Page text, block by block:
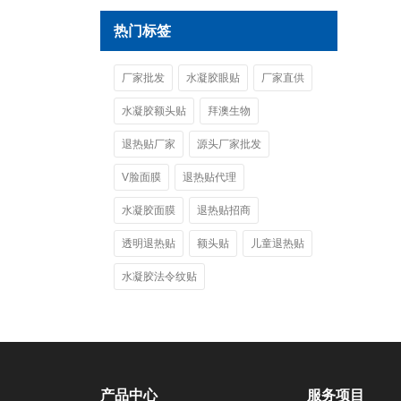
热门标签
厂家批发 水凝胶眼贴 厂家直供
水凝胶额头贴 拜澳生物
退热贴厂家 源头厂家批发
V脸面膜 退热贴代理
水凝胶面膜 退热贴招商
透明退热贴 额头贴 儿童退热贴
水凝胶法令纹贴
产品中心 服务项目